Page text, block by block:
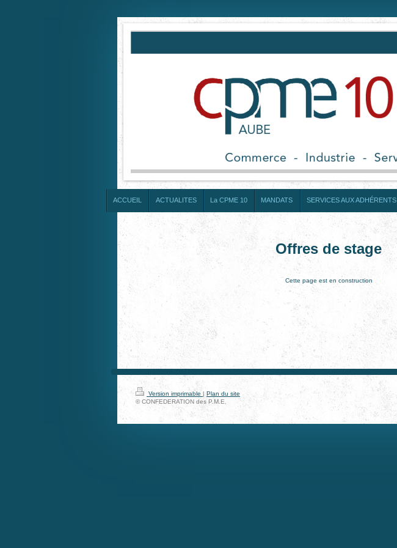
ACCUEIL ACTUALITES La CPME 10 MANDATS SERVICES AUX ADHÉRENTS
Offres de stage
Cette page est en construction
Version imprimable | Plan du site
© CONFEDERATION des P.M.E.